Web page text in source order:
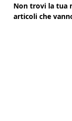
Non trovi la tua
articoli che